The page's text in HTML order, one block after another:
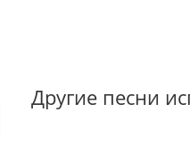
Другие песни